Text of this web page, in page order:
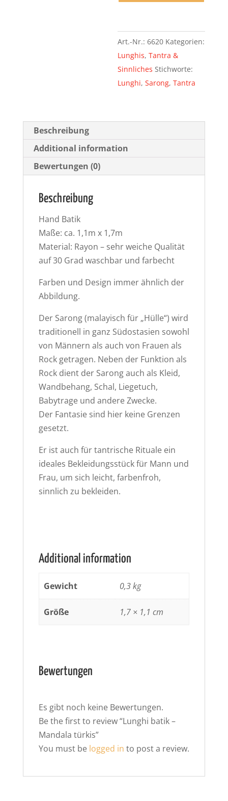
quantity
Art.-Nr.:6620 Kategorien:
Lunghis,Tantra &
Sinnliches Stichworte:
Lunghi,Sarong,Tantra
Beschreibung
Additional information
Bewertungen (0)
Beschreibung
Hand Batik
Maße: ca. 1,1m x 1,7m
Material: Rayon – sehr weiche Qualität
auf 30 Grad waschbar und farbecht
Farben und Design immer ähnlich der
Abbildung.
Der Sarong (malayisch für „Hülle“) wird
traditionell in ganz Südostasien sowohl
von Männern als auch von Frauen als
Rock getragen. Neben der Funktion als
Rock dient der Sarong auch als Kleid,
Wandbehang, Schal, Liegetuch,
Babytrage und andere Zwecke.
Der Fantasie sind hier keine Grenzen
gesetzt.
Er ist auch für tantrische Rituale ein
ideales Bekleidungsstück für Mann und
Frau, um sich leicht, farbenfroh,
sinnlich zu bekleiden.
Additional information
Gewicht 0,3 kg
Größe 1,7 × 1,1 cm
Bewertungen
Es gibt noch keine Bewertungen.
Be the first to review “Lunghi batik –
Mandala türkis”
You must be logged in to post a review.